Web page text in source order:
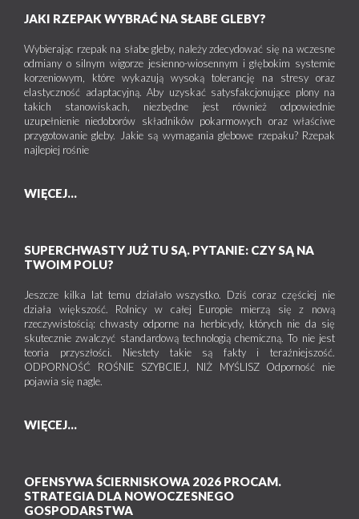
JAKI RZEPAK WYBRAĆ NA SŁABE GLEBY?
Wybierając rzepak na słabe gleby, należy zdecydować się na wczesne
odmiany o silnym wigorze jesienno-wiosennym i głębokim systemie
korzeniowym, które wykazują wysoką tolerancję na stresy oraz
elastyczność adaptacyjną. Aby uzyskać satysfakcjonujące plony na
takich stanowiskach, niezbędne jest również odpowiednie
uzupełnienie niedoborów składników pokarmowych oraz właściwe
przygotowanie gleby. Jakie są wymagania glebowe rzepaku? Rzepak
najlepiej rośnie
WIĘCEJ...
SUPERCHWASTY JUŻ TU SĄ. PYTANIE: CZY SĄ NA
TWOIM POLU?
Jeszcze kilka lat temu działało wszystko. Dziś coraz częściej nie
działa większość. Rolnicy w całej Europie mierzą się z nową
rzeczywistością: chwasty odporne na herbicydy, których nie da się
skutecznie zwalczyć standardową technologią chemiczną. To nie jest
teoria przyszłości. Niestety takie są fakty i teraźniejszość.
ODPORNOŚĆ ROŚNIE SZYBCIEJ, NIŻ MYŚLISZ Odporność nie
pojawia się nagle.
WIĘCEJ...
OFENSYWA ŚCIERNISKOWA 2026 PROCAM.
STRATEGIA DLA NOWOCZESNEGO
GOSPODARSTWA